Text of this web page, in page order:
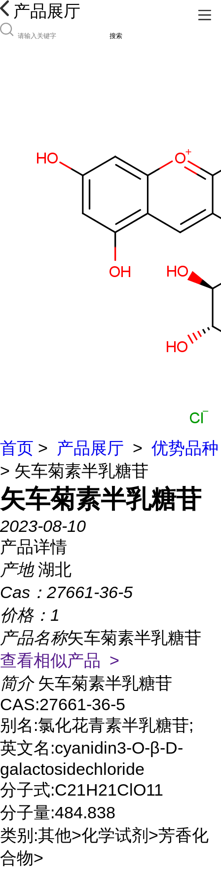
产品展厅
搜索
首页 > 产品展厅 > 优势品种
> 矢车菊素半乳糖苷
矢车菊素半乳糖苷
2023-08-10
产品详情
产地 湖北
Cas： 27661-36-5
价格： 1
产品名称矢车菊素半乳糖苷
查看相似产品 >
简介 矢车菊素半乳糖苷
CAS:27661-36-5
别名:氯化花青素半乳糖苷;
英文名:cyanidin3-O-β-D-
galactosidechloride
分子式:C21H21ClO11
分子量:484.838
类别:其他>化学试剂>芳香化
合物>